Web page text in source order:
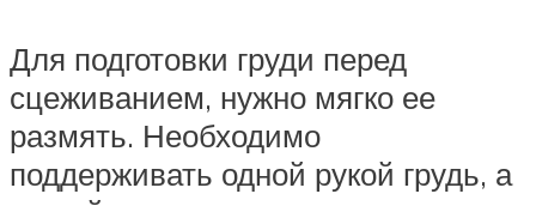
Для подготовки груди перед
сцеживанием, нужно мягко ее
размять. Необходимо
поддерживать одной рукой грудь, а